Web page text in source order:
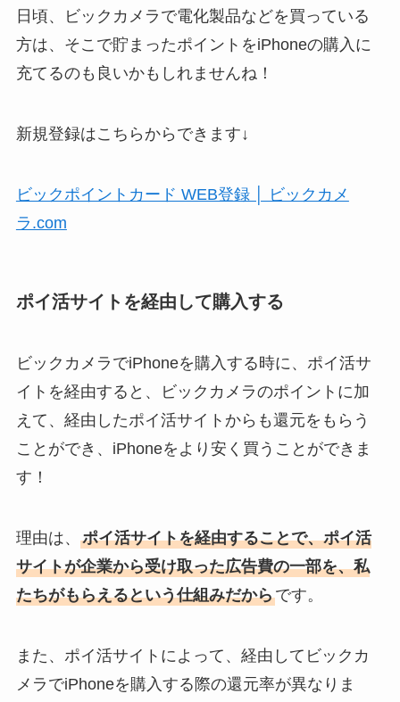
日頃、ビックカメラで電化製品などを買っている
方は、そこで貯まったポイントをiPhoneの購入に
充てるのも良いかもしれませんね！
新規登録はこちらからできます↓
ビックポイントカード WEB登録 │ ビックカメ
ラ.com
ポイ活サイトを経由して購入する
ビックカメラでiPhoneを購入する時に、ポイ活サ
イトを経由すると、ビックカメラのポイントに加
えて、経由したポイ活サイトからも還元をもらう
ことができ、iPhoneをより安く買うことができま
す！
理由は、 ポイ活サイトを経由することで、ポイ活
サイトが企業から受け取った広告費の一部を、私
たちがもらえるという仕組みだからです。
また、ポイ活サイトによって、経由してビックカ
メラでiPhoneを購入する際の還元率が異なりま